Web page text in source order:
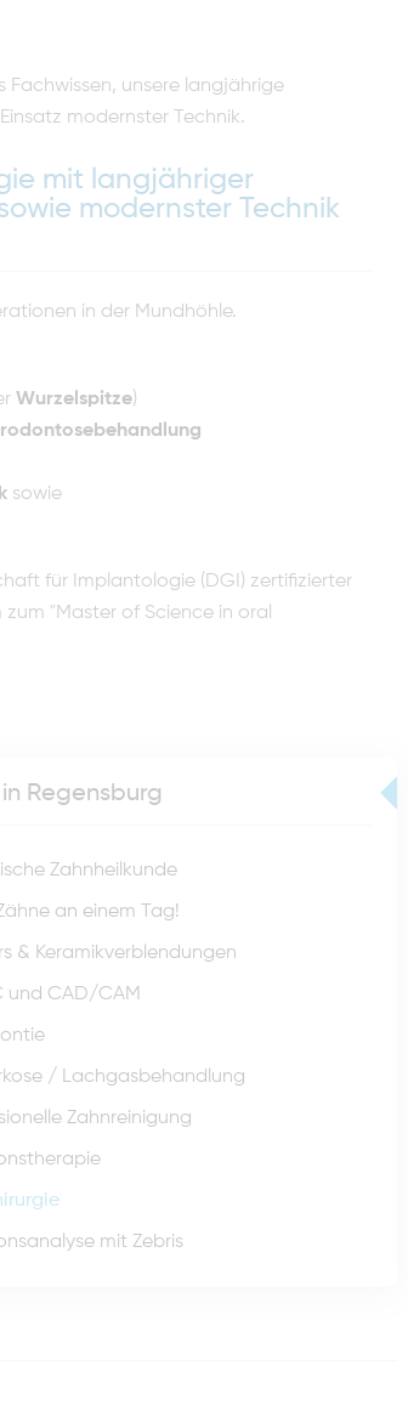
Fachwissen, unsere langjährige
modernster Technik.
mit langjähriger
modernster Technik
in der Mundhöhle.
Wurzelspitze)
sowie
für Implantologie (DGI) zertifizierter
"Master of Science in oral
Regensburg
Zahnheilkunde
an einem Tag!
& Keramikverblendungen
und CAD/CAM
/ Lachgasbehandlung
Zahnreinigung
mit Zebris